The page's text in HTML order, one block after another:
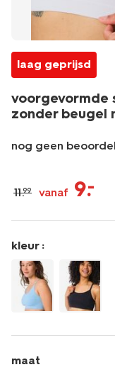
laag geprijsd
voorgevormde
zonder beugel
nog geen
bh/voorgevormde-
sporttop-
support-
zonder-
beugel-
naadloos-
wit-
21770140WHITE.html
11.99 vanaf 9.–
kleur :
maat